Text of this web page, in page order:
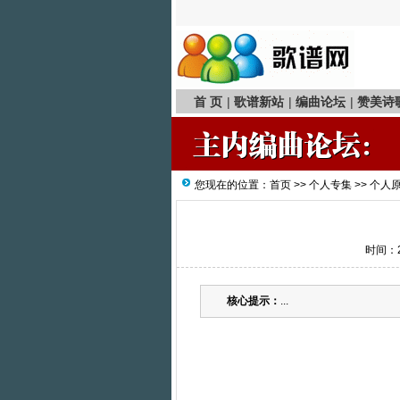
首 页 | 歌谱新站 | 编曲论坛 | 赞美诗
您现在的位置： 首页 >> 个人专集 >> 个人
时间
核心提示： ...